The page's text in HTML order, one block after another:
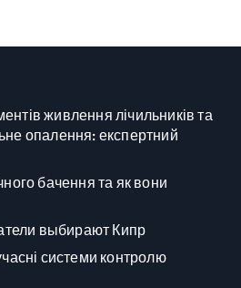
живлення лічильників та
опалення: експертний
бачення та як вони
выбирают Кипр
системи контролю